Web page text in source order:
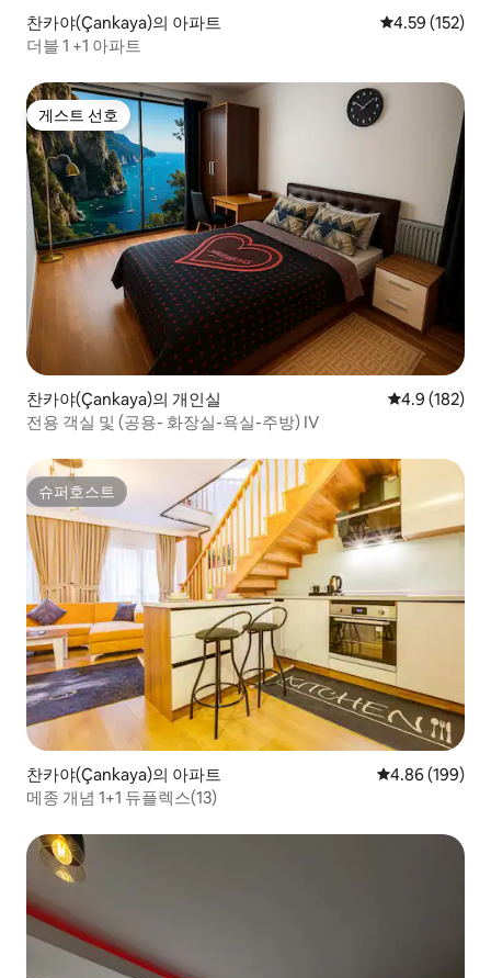
찬카야(Çankaya)의 아파트 평점 4.59점(5
4.59 (152)
더블 1 +1 아파트
게스트 선호
게스트 선호
찬카야(Çankaya)의 개인실 평점 4.9점(5
4.9 (182)
전용 객실 및 (공용- 화장실-욕실-주방) IV
슈퍼호스트
슈퍼호스트
찬카야(Çankaya)의 아파트 평점 4.86점(5
4.86 (199)
메종 개념 1+1 듀플렉스(13)